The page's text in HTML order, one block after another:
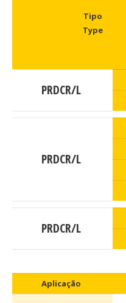
Tipo
Type
PRDCR/L
PRDCR/L
PRDCR/L
Aplicação